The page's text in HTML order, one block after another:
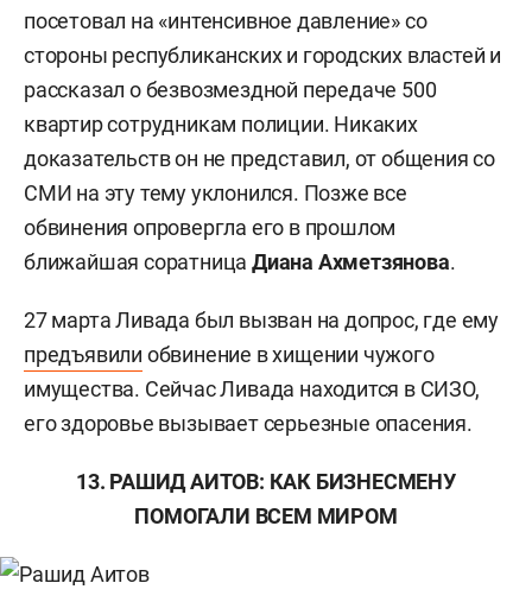
посетовал на «интенсивное давление» со
стороны республиканских и городских властей и
рассказал о безвозмездной передаче 500
квартир сотрудникам полиции. Никаких
доказательств он не представил, от общения со
СМИ на эту тему уклонился. Позже все
обвинения опровергла его в прошлом
ближайшая соратницаДиана Ахметзянова.
27 марта Ливада был вызван на допрос, где ему
предъявили обвинение в хищении чужого
имущества. Сейчас Ливада находится в СИЗО,
его здоровье вызывает серьезные опасения.
13. РАШИД АИТОВ: КАК БИЗНЕСМЕНУ
ПОМОГАЛИ ВСЕМ МИРОМ